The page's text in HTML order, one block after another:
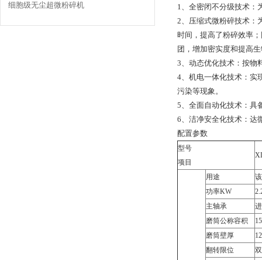
细胞级无尘超微粉碎机
1、全密闭不分级技术：
2、压缩式微粉碎技术：
时间，提高了粉碎效率
团，增加密实度和提高
3、动态优化技术：按物
4、机电一体化技术：实
污染等现象。
5、全面自动化技术：具
6、洁净安全化技术：达
配置参数
型号
项目
用途
功率KW
主轴承
磨筒公称容积
磨筒壁厚
翻转限位